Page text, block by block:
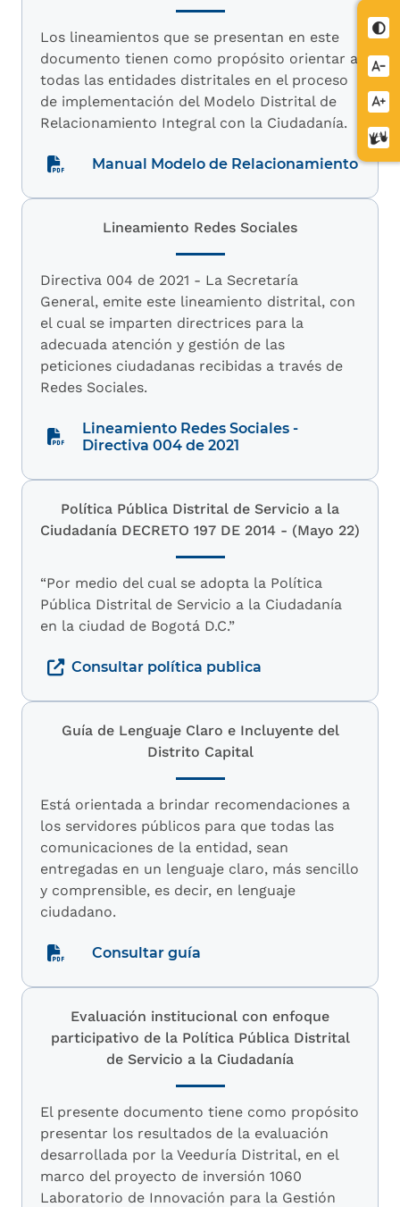
de
Los lineamientos que se presentan en este
documento tienen como propósito orientar a
todas las entidades distritales en el proceso
de implementación del Modelo Distrital de
Relacionamiento Integral con la Ciudadanía.
Manual Modelo de Relacionamiento
Lineamiento Redes Sociales
Directiva 004 de 2021 - La Secretaría
General, emite este lineamiento distrital, con
el cual se imparten directrices para la
adecuada atención y gestión de las
peticiones ciudadanas recibidas a través de
Redes Sociales.
Lineamiento Redes Sociales -
Directiva 004 de 2021
Política Pública Distrital de Servicio a la
Ciudadanía DECRETO 197 DE 2014 - (Mayo 22)
“Por medio del cual se adopta la Política
Pública Distrital de Servicio a la Ciudadanía
en la ciudad de Bogotá D.C.”
Consultar política publica
Guía de Lenguaje Claro e Incluyente del
Distrito Capital
Está orientada a brindar recomendaciones a
los servidores públicos para que todas las
comunicaciones de la entidad, sean
entregadas en un lenguaje claro, más sencillo
y comprensible, es decir, en lenguaje
ciudadano.
Consultar guía
Evaluación institucional con enfoque
participativo de la Política Pública Distrital
de Servicio a la Ciudadanía
El presente documento tiene como propósito
presentar los resultados de la evaluación
desarrollada por la Veeduría Distrital, en el
marco del proyecto de inversión 1060
Laboratorio de Innovación para la Gestión